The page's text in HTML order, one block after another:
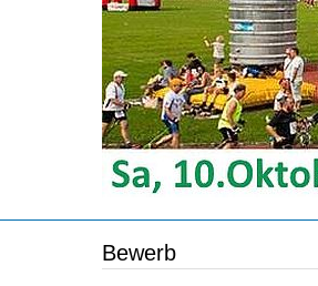
Bewerb